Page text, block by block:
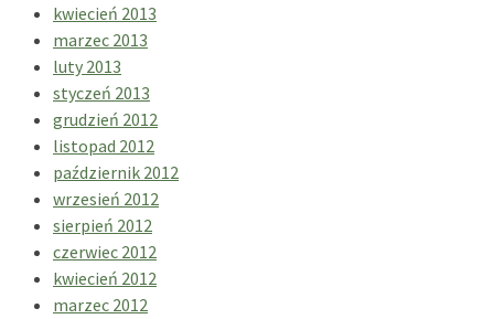
kwiecień 2013
marzec 2013
luty 2013
styczeń 2013
grudzień 2012
listopad 2012
październik 2012
wrzesień 2012
sierpień 2012
czerwiec 2012
kwiecień 2012
marzec 2012